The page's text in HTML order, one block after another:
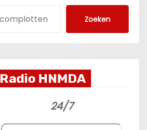
Zoeken
Radio HNMDA
24/7